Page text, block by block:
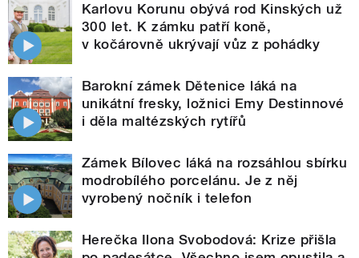
Karlovu Korunu obývá rod Kinských už
300 let. K zámku patří koně,
v kočárovně ukrývají vůz z pohádky
Barokní zámek Dětenice láká na
unikátní fresky, ložnici Emy Destinnové
i děla maltézských rytířů
Zámek Bílovec láká na rozsáhlou sbírku
modrobílého porcelánu. Je z něj
vyrobený nočník i telefon
Herečka Ilona Svobodová: Krize přišla